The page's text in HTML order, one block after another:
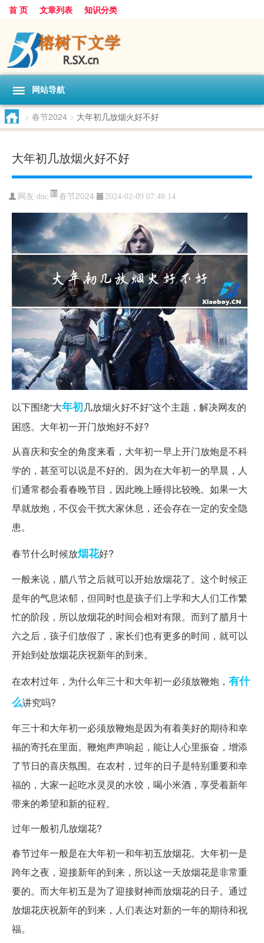
首 页 文章列表 知识分类
网站导航
> 春节2024 > 大年初几放烟火好不好
大年初几放烟火好不好
网友:dnc 春节2024 2024-02-09 07:48:14
以下围绕“大年初几放烟火好不好”这个主题，解决网友的
困惑。 大年初一开门放炮好不好?
从喜庆和安全的角度来看，大年初一早上开门放炮是不科
学的，甚至可以说是不好的。因为在大年初一的早晨，人
们通常都会看春晚节目，因此晚上睡得比较晚。如果一大
早就放炮，不仅会干扰大家休息，还会存在一定的安全隐
患。
春节什么时候放烟花好?
一般来说，腊八节之后就可以开始放烟花了。这个时候正
是年的气息浓郁，但同时也是孩子们上学和大人们工作繁
忙的阶段，所以放烟花的时间会相对有限。而到了腊月十
六之后，孩子们放假了，家长们也有更多的时间，就可以
开始到处放烟花庆祝新年的到来。
在农村过年，为什么年三十和大年初一必须放鞭炮， 有什
么讲究吗?
年三十和大年初一必须放鞭炮是因为有着美好的期待和幸
福的寄托在里面。鞭炮声声响起，能让人心里振奋，增添
了节日的喜庆氛围。在农村，过年的日子是特别重要和幸
福的，大家一起吃水灵灵的水饺，喝小米酒，享受着新年
带来的希望和新的征程。
过年一般初几放烟花?
春节过年一般是在大年初一和年初五放烟花。大年初一是
跨年之夜，迎接新年的到来，所以这一天放烟花是非常重
要的。而大年初五是为了迎接财神而放烟花的日子。通过
放烟花庆祝新年的到来，人们表达对新的一年的期待和祝
福。